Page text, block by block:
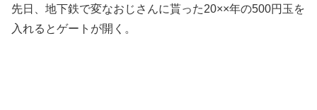
先日、地下鉄で変なおじさんに貰った20××年の500円玉を
入れるとゲートが開く。